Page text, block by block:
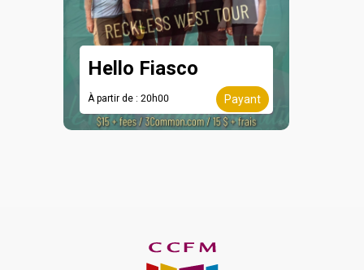
Hello Fiasco
À partir de : 20h00 Payant